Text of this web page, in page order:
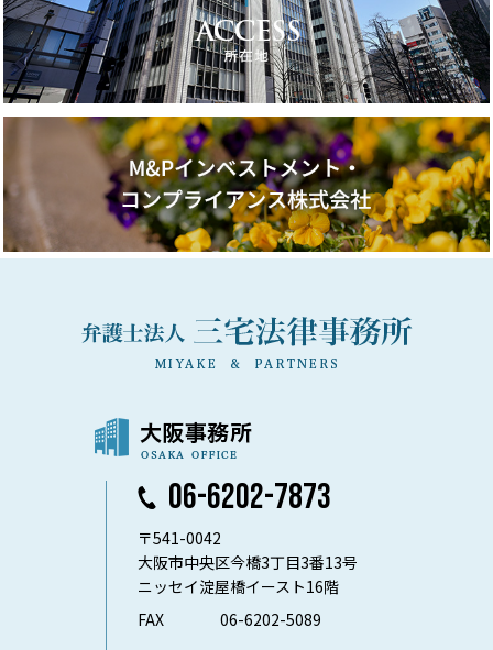
06-6202-7873
〒541-0042
大阪市中央区今橋3丁目3番13号
ニッセイ淀屋橋イースト16階
FAX
06-6202-5089